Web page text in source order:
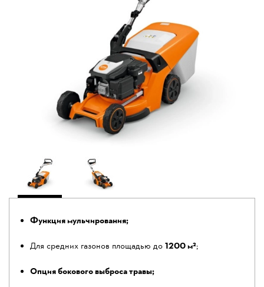
Функция мульчирования;
Для средних газонов площадью до1200 м²;
Опция бокового выброса травы;